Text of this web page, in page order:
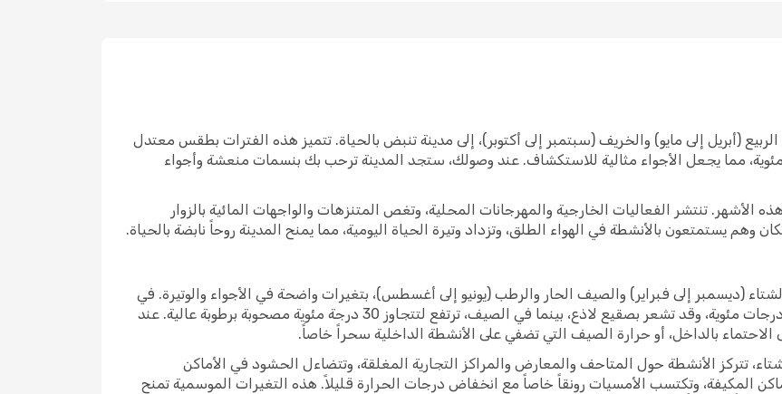
(أبريل إلى مايو) والخريف (سبتمبر إلى أكتوبر)، إلى مدينة تنبض بالحياة. تتميز هذه الفترات بطقس معتدل
تتراوح درجات الحرارة بين 15 و 25 درجة مئوية، مما يجعل الأجواء مثالية للاستكشاف. عند وصولك، ستجد المدينة ترحب بك بنسمات منعشة وأجواء
الأشهر. تنتشر الفعاليات الخارجية والمهرجانات المحلية، وتغص المتنزهات والواجهات المائية بالزوار
يستمتعون بالأنشطة في الهواء الطلق، وتزداد وتيرة الحياة اليومية، مما يمنح المدينة روحاً نابضة بالحياة.
(ديسمبر إلى فبراير) والصيف الحار والرطب (يونيو إلى أغسطس)، بتغيرات واضحة في الأجواء والوتيرة. في
الشتاء، تنخفض درجات الحرارة لتصل إلى ما دون 10 درجات مئوية، وقد تشعر بصقيع لاذع، بينما في الصيف، ترتفع لتتجاوز 30 درجة مئوية مصحوبة برطوبة عالية. عند
الاحتماء بالداخل، أو حرارة الصيف التي تضفي على الأنشطة الداخلية سحراً خاصاً.
تتركز الأنشطة حول المتاحف والمعارض والمراكز التجارية المغلقة، وتتضاءل الحشود في الأماكن
المكيفة، وتكتسب الأمسيات رونقاً خاصاً مع انخفاض درجات الحرارة قليلاً. هذه التغيرات الموسمية تمنح